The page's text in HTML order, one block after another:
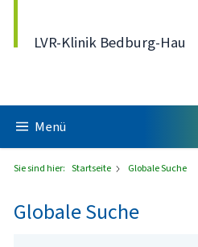
LVR-Klinik Bedburg-Hau
Menü
Sie sind hier: Startseite Globale Suche
Globale Suche